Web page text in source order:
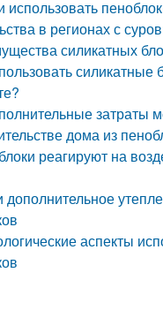
в регионах с
силикатных
силикатные
затраты
дома из
реагируют на
аспекты